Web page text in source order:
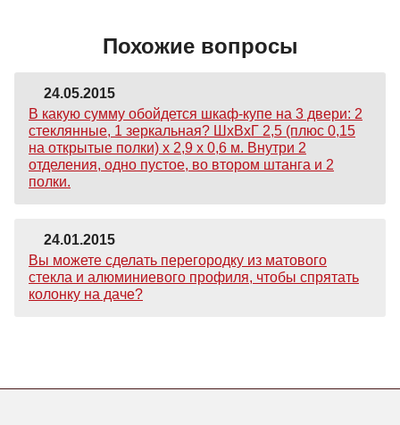
Похожие вопросы
24.05.2015
В какую сумму обойдется шкаф-купе на 3 двери: 2
стеклянные, 1 зеркальная? ШхВхГ 2,5 (плюс 0,15
на открытые полки) х 2,9 х 0,6 м. Внутри 2
отделения, одно пустое, во втором штанга и 2
полки.
24.01.2015
Вы можете сделать перегородку из матового
стекла и алюминиевого профиля, чтобы спрятать
колонку на даче?